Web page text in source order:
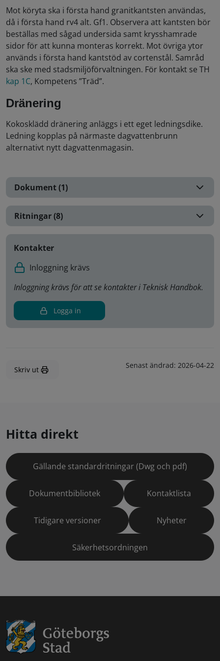
Mot köryta ska i första hand granitkantsten användas,
då i första hand rv4 alt. Gf1. Observera att kantsten bör
beställas med sågad undersida samt krysshamrade
sidor för att kunna monteras korrekt. Mot övriga ytor
används i första hand kantstöd av cortenstål. Samråd
ska ske med stadsmiljöförvaltningen. För kontakt se TH
kap 1C, Kompetens ”Träd”.
Dränering
Kokosklädd dränering anläggs i ett eget ledningsdike.
Ledning kopplas på närmaste dagvattenbrunn
alternativt nytt dagvattenmagasin.
Dokument (1)
Ritningar (8)
Kontakter
Inloggning krävs
Inloggning krävs för att se kontakter i Teknisk Handbok.
Logga in
Skriv ut Senast ändrad: 2026-04-22
Hitta direkt
Gällande standardritningar (Dwg och pdf)
Dokumentbibliotek Kontaktlista
Tidigare versioner Nyheter
Säkerhetsordningen